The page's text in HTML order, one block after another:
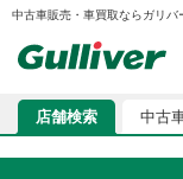
中古車販売・車買取ならガリ
店舗検索 中古